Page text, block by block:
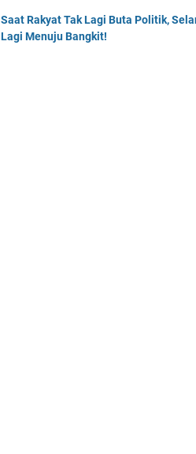
Saat Rakyat Tak Lagi Buta Politik,
Lagi Menuju Bangkit!